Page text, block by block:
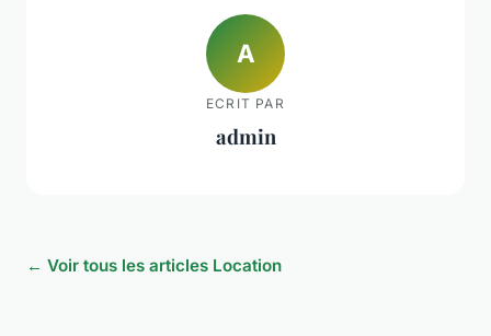
A
ECRIT PAR
admin
← Voir tous les articles Location